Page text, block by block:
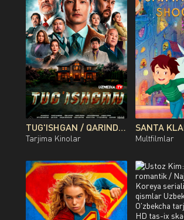
TUG'ISHGAN / QARINDOSH / QONDOSH / OG'AYNI QOZOG'ISTON FILMI UZBEK TILIDA O'ZBEKCHA 2026 TARJIMA KINO FULL HD TAS-IX SKACHAT
Tarjima Kinolar Multfilmlar